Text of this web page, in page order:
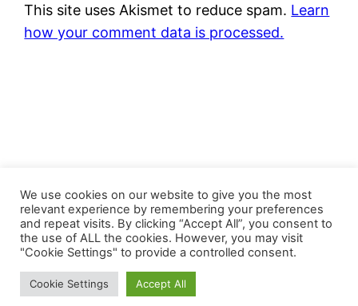
This site uses Akismet to reduce spam. Learn
how your comment data is processed.
Proudly powered byWordPress
We use cookies on our website to give you the most
relevant experience by remembering your preferences
and repeat visits. By clicking “Accept All”, you consent to
the use of ALL the cookies. However, you may visit
"Cookie Settings" to provide a controlled consent.
Cookie Settings Accept All